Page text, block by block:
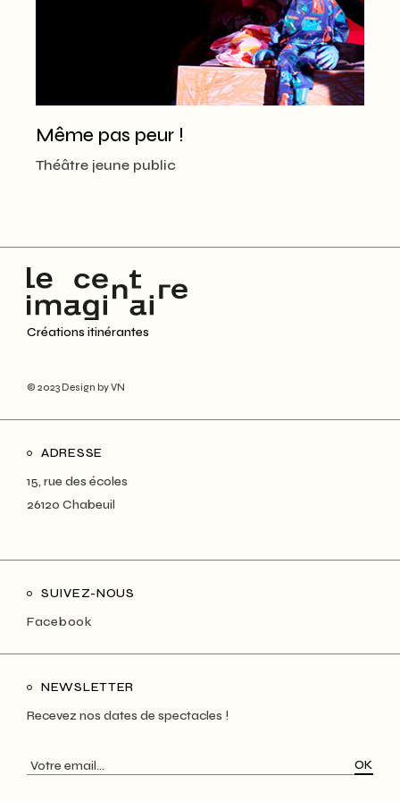
Même pas peur !
Théâtre jeune public
Créations itinérantes
© 2023 Design by VN
ADRESSE
15, rue des écoles
26120 Chabeuil
SUIVEZ-NOUS
Facebook
NEWSLETTER
Recevez nos dates de spectacles !
OK